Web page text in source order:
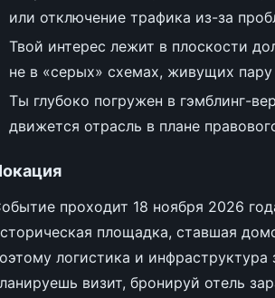
или отключение трафика из-за
Твой интерес лежит в плоскости
не в «серых» схемах, живущих пару
Ты глубоко погружен в гэмблинг-
движется отрасль в плане
проходит 18 ноября 2026
площадка, ставшая
логистика и
визит, бронируй отель